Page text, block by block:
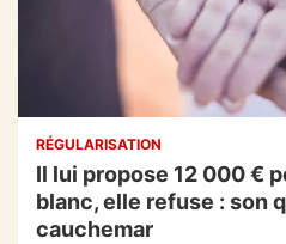
RÉGULARISATION
Il lui propose 12 000 €
blanc, elle refuse : son
cauchemar